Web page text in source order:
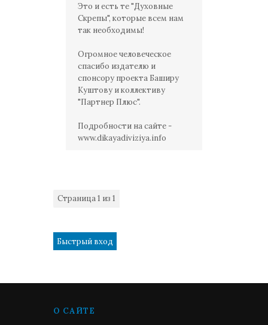
Это и есть те "Духовные
Скрепы", которые всем нам
так необходимы!
Огромное человеческое
спасибо издателю и
спонсору проекта Баширу
Куштову и коллективу
"Партнер Плюс".
Подробности на сайте -
www.dikayadiviziya.info
Страница1 из 1
О САЙТЕ